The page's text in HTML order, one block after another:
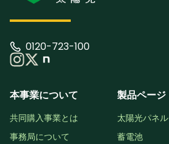
0120-723-100
本事業について
共同購入事業とは
事務局について
製品ページ
太陽光パネル
蓄電池